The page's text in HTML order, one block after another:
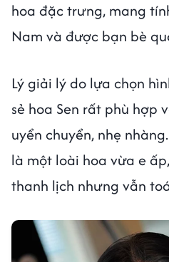
hoa đặc trưng, mang
Nam và được bạn bè
Lý giải lý do lựa chọn
sẻ hoa Sen rất phù hợp
uyển chuyển, nhẹ
là một loài hoa vừa e
thanh lịch nhưng vẫn